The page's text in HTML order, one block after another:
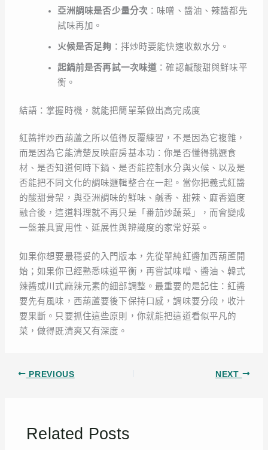
亞洲調味是否少量分次 ：味噌、醬油、辣醬都先
試味再加。
火候是否足夠 ：拌炒時要能快速收斂水分。
起鍋前是否再試一次味道 ：確認鹹酸甜與鮮味平
衡。
結語：掌握時機，就能把簡單菜做出高完成度
紅醬拌炒西葫蘆之所以值得反覆練習，不是因為它複雜，
而是因為它能清楚反映廚房基本功：你是否懂得挑選食
材、是否知道何時下鍋、是否能控制水分與火候、以及是
否能把不同文化的調味邏輯整合在一起。當你把義式紅醬
的酸甜骨架，與亞洲調味的鮮味、鹹香、甜辣、麻香適度
融合後，這道料理就不再只是「番茄炒蔬菜」，而會變成
一盤兼具實用性、延展性與辨識度的家常好菜。
如果你想要最穩妥的入門版本，先從單純紅醬加西葫蘆開
始；如果你已經熟悉味道平衡，再嘗試味噌、醬油、韓式
辣醬或川式麻辣元素的細部調整。最重要的是記住：紅醬
要先有風味，西葫蘆要後下保持口感，調味要分段，收汁
要果斷。只要抓住這些原則，你就能把這道看似平凡的
菜，做得既清爽又有深度。
PREVIOUS NEXT
Related Posts